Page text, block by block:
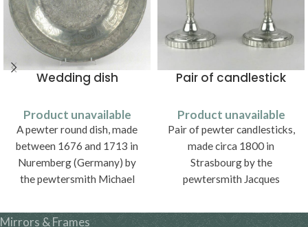
Wedding dish
Product unavailable
A pewter round dish, made
between 1676 and 1713 in
Nuremberg (Germany) by
the pewtersmith Michael
Pair of candlestick
Product unavailable
Pair of pewter candlesticks,
made circa 1800 in
Strasbourg by the
pewtersmith Jacques
1810).
Mirrors & Frames